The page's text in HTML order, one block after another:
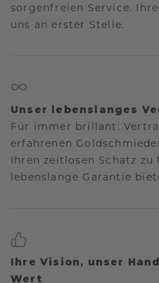
sorgenfreien Service.
uns an erster Stelle.
Unser lebenslanges
Für immer brillant:
erfahrenen
Ihren zeitlosen Schatz zu
lebenslange Garantie
Ihre Vision, unser
Wert